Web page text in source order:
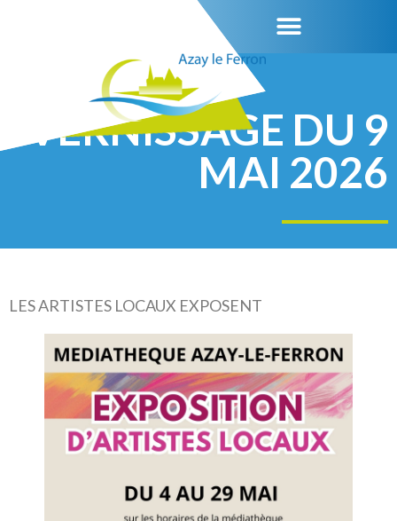
VERNISSAGE DU 9
MAI 2026
LES ARTISTES LOCAUX EXPOSENT